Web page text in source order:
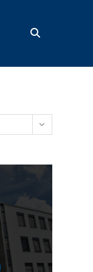
TOGGLE
SEARCH